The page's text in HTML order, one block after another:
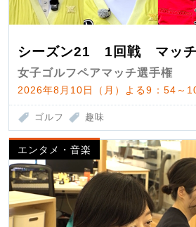
シーズン21 1回戦 マッチ
女子ゴルフペアマッチ選手権
2026年8月10日（月）よる9：54～
ゴルフ 趣味
エンタメ・音楽